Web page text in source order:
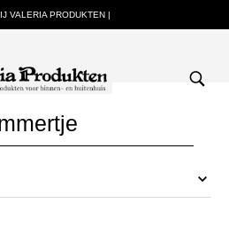
VALERIA PRODUKTEN |